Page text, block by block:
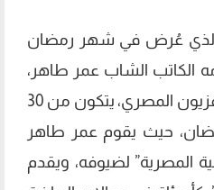
عُرض في شهر رمضان
2010، لمقدمه الكاتب الشاب عمر طاهر،
وقد أذيع وقتها على التليفزيون المصري، يتكون من 30
حيث يقوم عمر طاهر
المصرية” لضيوفه، ويقدم